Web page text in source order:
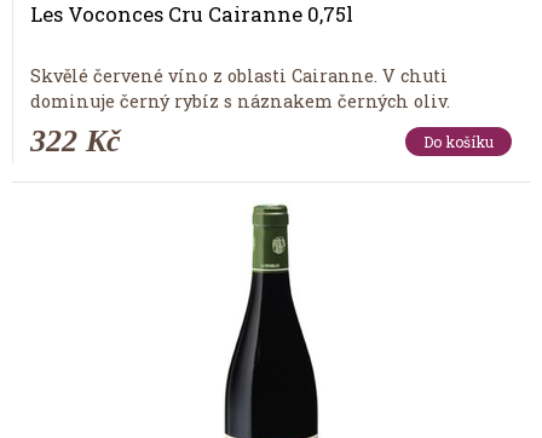
Les Voconces Cru Cairanne 0,75l
Skvělé červené víno z oblasti Cairanne. V chuti
dominuje černý rybíz s náznakem černých oliv.
322 Kč Do košíku